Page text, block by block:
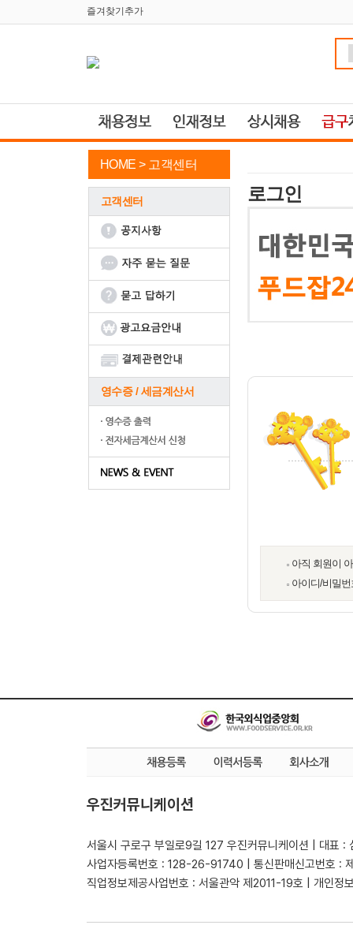
즐겨찾기추가
HOME > 고객센터
고객센터
영수증 / 세금계산서
로그인
아직 회원이
아이디/비밀
우진커뮤니케이션
서울시 구로구 부일로9길 127 우진커뮤니케이션 | 대표 :
사업자등록번호 : 128-26-91740 | 통신판매신고번호 :
직업정보제공사업번호 : 서울관악 제2011-19호 | 개인정